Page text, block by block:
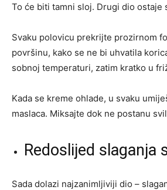
To će biti tamni sloj. Drugi dio ostaje
Svaku polovicu prekrijte prozirnom
površinu, kako se ne bi uhvatila
sobnoj temperaturi, zatim kratko u
Kada se kreme ohlade, u svaku
maslaca. Miksajte dok ne postanu
Redoslijed slaganja
Sada dolazi najzanimljiviji dio –